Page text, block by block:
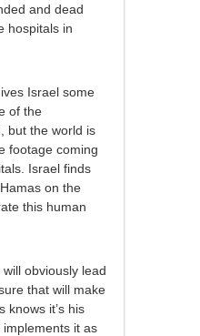
and dead
hospitals in
Israel some
of the
but the world is
footage coming
Israel finds
on the
this human
obviously lead
that will make
knows it’s his
it as